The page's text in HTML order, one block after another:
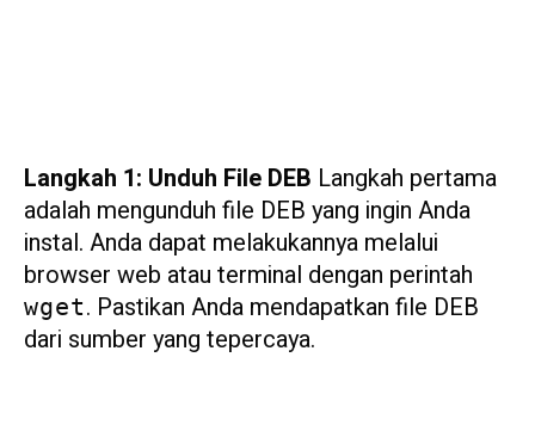
Langkah 1: Unduh File DEB Langkah pertama
adalah mengunduh file DEB yang ingin Anda
instal. Anda dapat melakukannya melalui
browser web atau terminal dengan perintah
wget. Pastikan Anda mendapatkan file DEB
dari sumber yang tepercaya.